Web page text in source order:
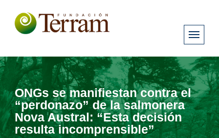
ONGs se manifiestan contra el
“perdonazo” de la salmonera
Nova Austral: “Esta decisión
resulta incomprensible”